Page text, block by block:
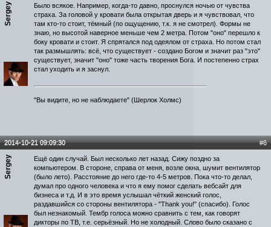
Sergey
Было всякое. Например, когда-то давно, проснулся ночью от чувства
страха. За головой у кровати была открытая дверь и я чувствовал, что
там кто-то стоит, тёмный (по ощущению, т.к. я не смотрел). Формы не
знаю, но высотой наверное меньше чем 2 метра. Потом "оно" перешло к
боку кровати и стоит. Я спрятался под одеялом от страха. Но потом стал
так размышлять: всё, что существует - создано Богом и значит раз "это"
существует, значит "оно" тоже часть творения Бога. И постепенно страх
стал уходить и я заснул.
"Вы видите, но не наблюдаете" (Шерлок Холмс)
#6
2014-10-21 09:09:30
Sergey
Ещё один случай. Был несколько лет назад. Сижу поздно за
компьютером. В стороне, справа от меня, возле окна, шумит вентилятор
(было лето). Расстояние до него где-то 4-5 метров. Пока что-то делал,
думал про одного человека и что я ему помог сделать вебсайт для
бизнеса и т.д. И в это время услышал чёткий женский голос,
раздавшийся со стороны вентилятора - "Thank you!" (спасибо). Голос
был незнакомый. Тембр голоса можно сравнить с тем, как говорят
дикторы по ТВ, т.е. серьёзный. Но не холодный. Слово было сказано с